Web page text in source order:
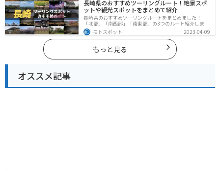
長崎県のおすすめツーリングルート！絶景スポ
ットや観光スポットをまとめて紹介
長崎県のおすすめツーリングルートをまとめました！
「北部」「南西部」「南東部」の3つのルート紹介しま
す。国際色豊かな街並みや世界遺産、絶景ポイントが数
多く存在し、様々な楽しみ方ができます。バイクで長崎
県にツーリングに行く際は参考にしてください。
モトスポット 2023-04-09
もっと見る
オススメ記事